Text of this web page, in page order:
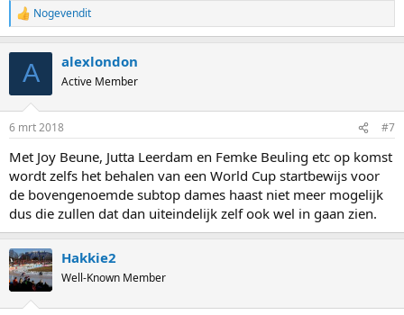
R
e
s
Nogevendit
A alexlondon
Active Member
6 mrt 2018 #7
Met Joy Beune, Jutta Leerdam en Femke Beuling etc op komst
wordt zelfs het behalen van een World Cup startbewijs voor
de bovengenoemde subtop dames haast niet meer mogelijk
dus die zullen dat dan uiteindelijk zelf ook wel in gaan zien.
Hakkie2
Well-Known Member